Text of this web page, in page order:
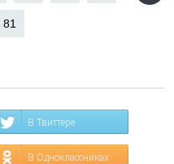
81
В Твиттере
В Одноклассниках